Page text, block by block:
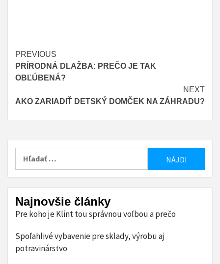
Continue
Reading
PREVIOUS
PRÍRODNÁ DLAŽBA: PREČO JE TAK
OBĽÚBENÁ?
NEXT
AKO ZARIADIŤ DETSKÝ DOMČEK NA ZÁHRADU?
Hľadať:
Najnovšie články
Pre koho je Klint tou správnou voľbou a prečo
Spoľahlivé vybavenie pre sklady, výrobu aj
potravinárstvo